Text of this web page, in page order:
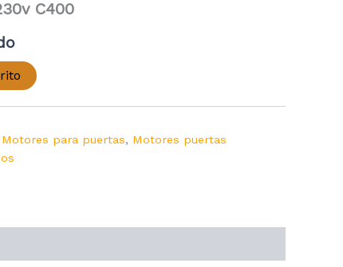
C400
Motores para puertas, Motores puertas